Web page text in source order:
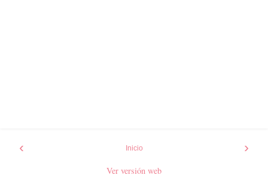
‹ ›
Inicio
Ver versión web